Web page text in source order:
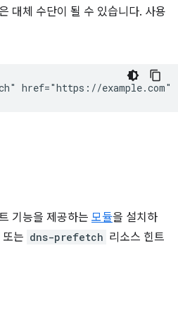
대체 수단이 될 수 있습니다. 사용
기능을 제공하는 모듈을 설치하
또는 dns-prefetch 리소스 힌트